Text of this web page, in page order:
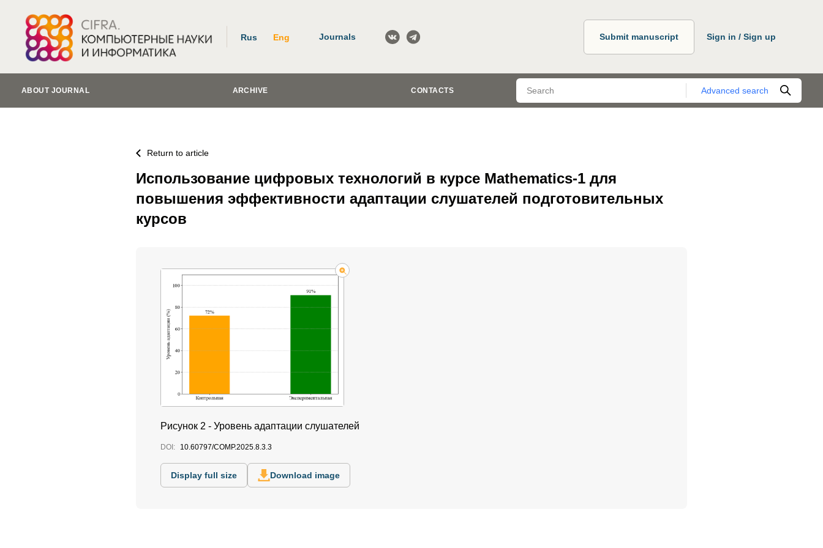
Rus Eng Journals Submit manuscript Sign in / Sign up
ABOUT JOURNAL ARCHIVE CONTACTS Advanced search
Return to article
Использование цифровых технологий в курсе Mathematics-1 для
повышения эффективности адаптации слушателей подготовительных
курсов
Рисунок 2 - Уровень адаптации слушателей
DOI: 10.60797/COMP.2025.8.3.3
Display full size Download image